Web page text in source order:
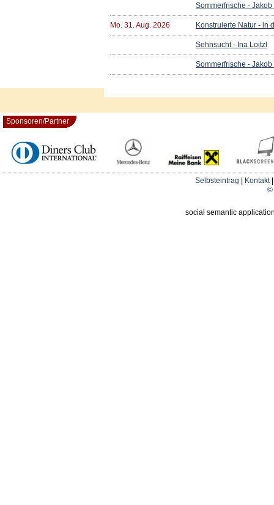
Sommerfrische -
Mo. 31. Aug. 2026 Konstruierte Natur - in
Sehnsucht - Ina Loitzl
Sommerfrische -
Sponsoren/Partner
Selbsteintrag Kontakt
©
social semantic